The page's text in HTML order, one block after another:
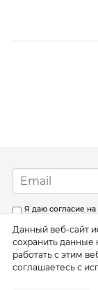
Я даю согласие на
соответствии с
Политики
персональных
Данный веб-сайт
сохранить
работать с этим
соглашаетесь с